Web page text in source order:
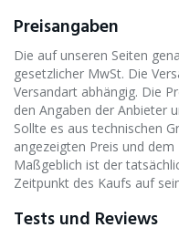
Preisangaben
Die auf unseren Seiten
gesetzlicher MwSt. Die
Versandart abhängig. Die
den Angaben der Anbieter
Sollte es aus technischen
angezeigten Preis und
Maßgeblich ist der
Zeitpunkt des Kaufs auf
Tests und Reviews